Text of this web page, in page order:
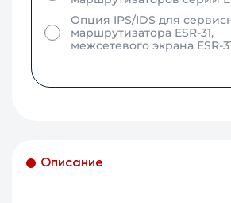
Опция IPS/IDS для
маршрутизатора ESR-31,
межсетевого экрана ESR-
Описание